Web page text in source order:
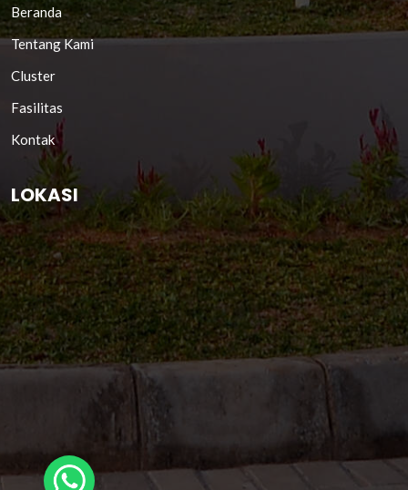
Beranda
Tentang Kami
Cluster
Fasilitas
Kontak
LOKASI